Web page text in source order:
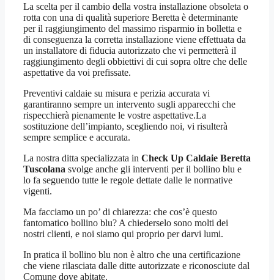
La scelta per il cambio della vostra installazione obsoleta o
rotta con una di qualità superiore Beretta è determinante
per il raggiungimento del massimo risparmio in bolletta e
di conseguenza la corretta installazione viene effettuata da
un installatore di fiducia autorizzato che vi permetterà il
raggiungimento degli obbiettivi di cui sopra oltre che delle
aspettative da voi prefissate.
Preventivi caldaie su misura e perizia accurata vi
garantiranno sempre un intervento sugli apparecchi che
rispecchierà pienamente le vostre aspettative.La
sostituzione dell’impianto, scegliendo noi, vi risulterà
sempre semplice e accurata.
La nostra ditta specializzata in Check Up Caldaie Beretta
Tuscolana svolge anche gli interventi per il bollino blu e
lo fa seguendo tutte le regole dettate dalle le normative
vigenti.
Ma facciamo un po’ di chiarezza: che cos’è questo
fantomatico bollino blu? A chiederselo sono molti dei
nostri clienti, e noi siamo qui proprio per darvi lumi.
In pratica il bollino blu non è altro che una certificazione
che viene rilasciata dalle ditte autorizzate e riconosciute dal
Comune dove abitate.